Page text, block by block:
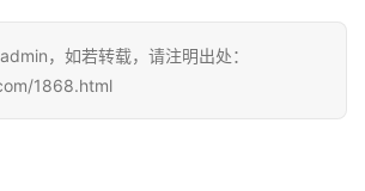
，如若转载，请注明出处：
1868.html